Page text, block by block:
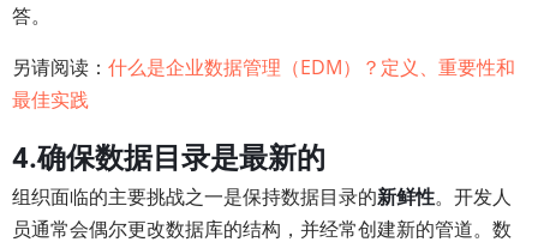
答。
另请阅读： 什么是企业数据管理（EDM）？定义、重要性和
最佳实践
4.确保数据目录是最新的
组织面临的主要挑战之一是保持数据目录的新鲜性。开发人
员通常会偶尔更改数据库的结构，并经常创建新的管道。数